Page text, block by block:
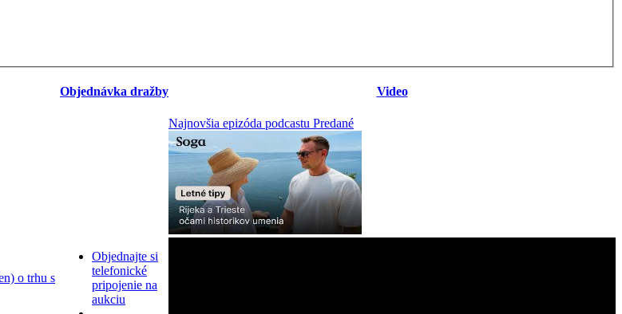
Objednávka dražby Video
o trhu s
Objednajte si
telefonické
pripojenie na
aukciu
Najnovšia epizóda podcastu Predané